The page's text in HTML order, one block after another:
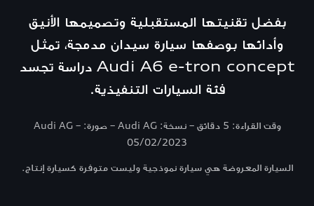
بفضل تقنيتها المستقبلية وتصميمها الأنيق
وأدائها بوصفها سيارة سيدان مدمجة، تمثل
Audi A6 e-tron concept دراسة تجسد
فئة السيارات التنفيذية.
وقت القراءة: 5 دقائق – نسخة: Audi AG – صورة: Audi AG –
05/02/2023
السيارة المعروضة هي سيارة نموذجية وليست متوفرة كسيارة إنتاج.